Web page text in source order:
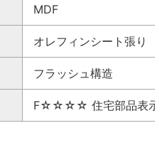
MDF
オレフィンシート張り
フラッシュ構造
F☆☆☆☆ 住宅部品表示